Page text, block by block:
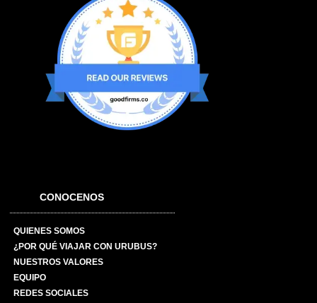
CONOCENOS
QUIENES SOMOS
¿POR QUÉ VIAJAR CON URUBUS?
NUESTROS VALORES
EQUIPO
REDES SOCIALES